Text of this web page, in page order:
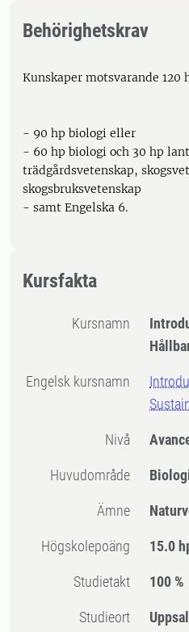
Behörighetskrav
Kunskaper motsvarande 120
- 90 hp biologi eller
- 60 hp biologi och 30 hp
trädgårdsvetenskap,
skogsbruksvetenskap
- samt Engelska 6.
Kursfakta
Kursnamn
Engelsk kursnamn
Nivå
Huvudområde
Ämne
högskolepoäng 15.0
Studietakt 100 %
Studieort